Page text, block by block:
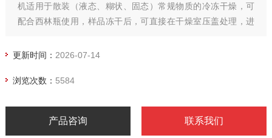
机适用于散装（液态、糊状、固态）常规物质的冷冻干燥，可
配合西林瓶使用，样品冻干后，可直接在干燥室压盖处理，进
更新时间： 2026-07-14
浏览次数： 5584
产品咨询 联系我们